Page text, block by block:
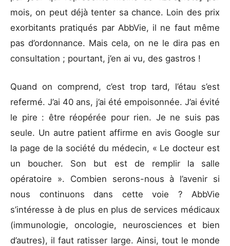
mois, on peut déjà tenter sa chance. Loin des prix
exorbitants pratiqués par AbbVie, il ne faut même
pas d’ordonnance. Mais cela, on ne le dira pas en
consultation ; pourtant, j’en ai vu, des gastros !
Quand on comprend, c’est trop tard, l’étau s’est
refermé. J’ai 40 ans, j’ai été empoisonnée. J’ai évité
le pire : être réopérée pour rien. Je ne suis pas
seule. Un autre patient affirme en avis Google sur
la page de la société du médecin, « Le docteur est
un boucher. Son but est de remplir la salle
opératoire ». Combien serons-nous à l’avenir si
nous continuons dans cette voie ? AbbVie
s’intéresse à de plus en plus de services médicaux
(immunologie, oncologie, neurosciences et bien
d’autres), il faut ratisser large. Ainsi, tout le monde